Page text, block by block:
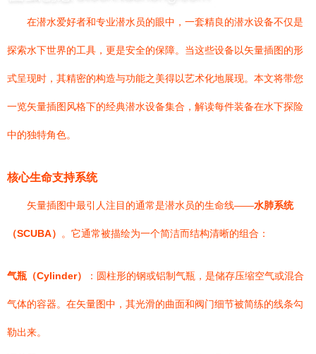
在潜水爱好者和专业潜水员的眼中，一套精良的潜水设备不仅是
探索水下世界的工具，更是安全的保障。当这些设备以矢量插图的形
式呈现时，其精密的构造与功能之美得以艺术化地展现。本文将带您
一览矢量插图风格下的经典潜水设备集合，解读每件装备在水下探险
中的独特角色。
核心生命支持系统
矢量插图中最引人注目的通常是潜水员的生命线——水肺系统
（SCUBA） 。它通常被描绘为一个简洁而结构清晰的组合：
气瓶（Cylinder） ：圆柱形的钢或铝制气瓶，是储存压缩空气或混合
气体的容器。在矢量图中，其光滑的曲面和阀门细节被简练的线条勾
勒出来。